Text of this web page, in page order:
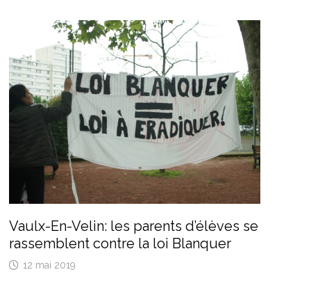
Vaulx-En-Velin: les parents d’élèves se
rassemblent contre la loi Blanquer
12 mai 2019